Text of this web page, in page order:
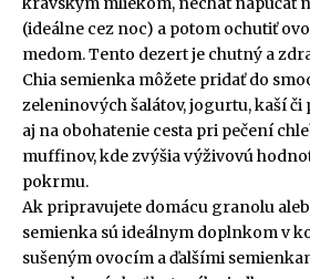
(ideálne cez noc) a potom ochutiť
medom. Tento dezert je chutný a
Chia semienka môžete pridať do
zeleninových šalátov, jogurtu, kaší či
aj na obohatenie cesta pri pečení
muffinov, kde zvýšia výživovú
pokrmu.
Ak pripravujete domácu granolu
semienka sú ideálnym doplnkom v
sušeným ovocím a ďalšími